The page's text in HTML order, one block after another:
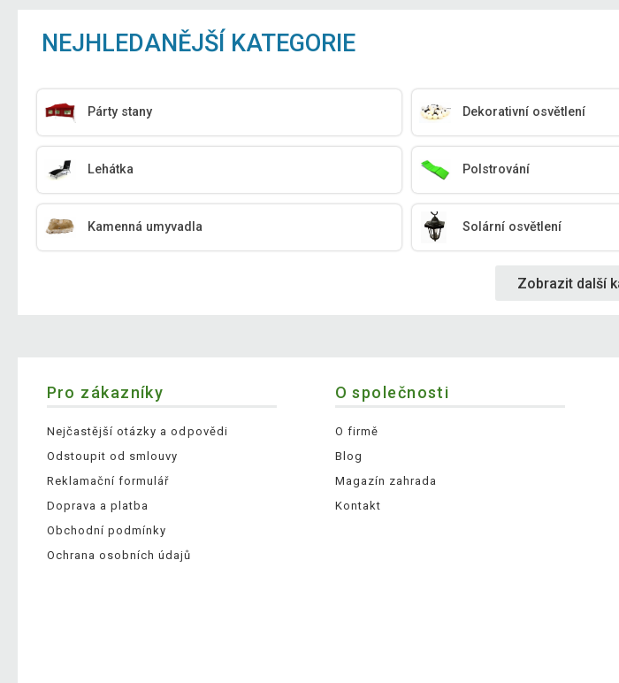
NEJHLEDANĚJŠÍ KATEGORIE
Párty stany Dekorativní osvětlení
Lehátka Polstrování
Kamenná umyvadla Solární osvětlení
Zobrazit další
Pro zákazníky
Nejčastější otázky a odpovědi
Odstoupit od smlouvy
Reklamační formulář
Doprava a platba
Obchodní podmínky
Ochrana osobních údajů
O společnosti
O firmě
Blog
Magazín zahrada
Kontakt